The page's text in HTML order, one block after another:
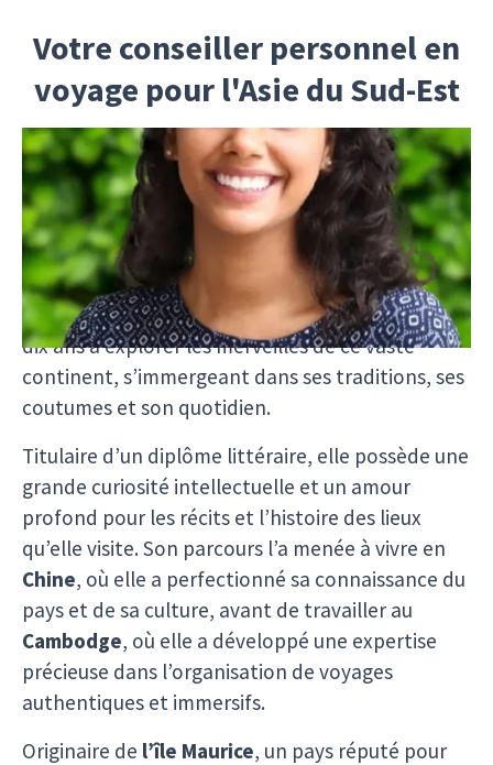
Votre conseiller personnel en
voyage pour l'Asie du Sud-Est
Marie, passionnée de voyage, a fait de l’Asie du
Sud-Est son chez-soi, une région qu'elle
affectionne particulièrement pour sa richesse
culturelle, sa diversité de paysages et
l'hospitalité de ses habitants. Toujours avide de
nouvelles découvertes, elle a consacré plus de
dix ans à explorer les merveilles de ce vaste
continent, s’immergeant dans ses traditions, ses
coutumes et son quotidien.
Titulaire d’un diplôme littéraire, elle possède une
grande curiosité intellectuelle et un amour
profond pour les récits et l’histoire des lieux
qu’elle visite. Son parcours l’a menée à vivre en
Chine, où elle a perfectionné sa connaissance du
pays et de sa culture, avant de travailler au
Cambodge, où elle a développé une expertise
précieuse dans l’organisation de voyages
authentiques et immersifs.
Originaire de l’île Maurice, un pays réputé pour